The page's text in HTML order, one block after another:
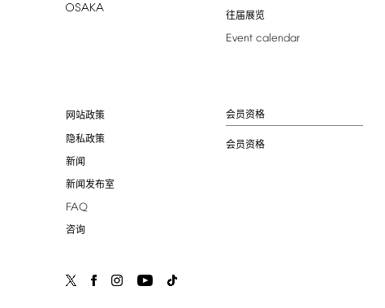
往届展览
Event calendar
网站政策
隐私政策
新闻
新闻发布室
FAQ
咨询
会员资格
会员资格